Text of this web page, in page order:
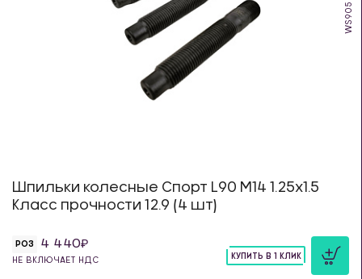
WS905
Шпильки колесные Спорт L90 М14 1.25х1.5
Класс прочности 12.9 (4 шт)
РОЗ 4 440
НЕ ВКЛЮЧАЕТ НДС
КУПИТЬ В 1 КЛИК